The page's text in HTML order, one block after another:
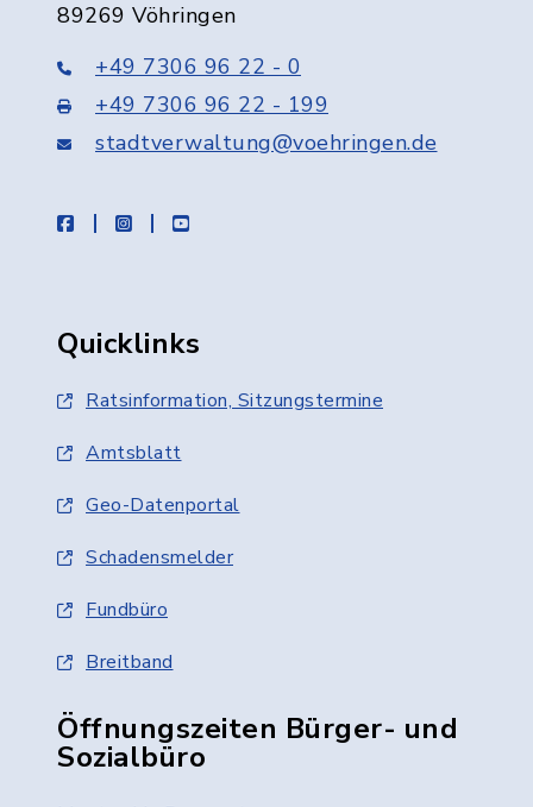
89269 Vöhringen
+49 7306 96 22 - 0
+49 7306 96 22 - 199
stadtverwaltung@voehringen.de
facebookinstagramyoutube
Quicklinks
Ratsinformation, Sitzungstermine
Amtsblatt
Geo-Datenportal
Schadensmelder
Fundbüro
Breitband
Öffnungszeiten Bürger- und
Sozialbüro